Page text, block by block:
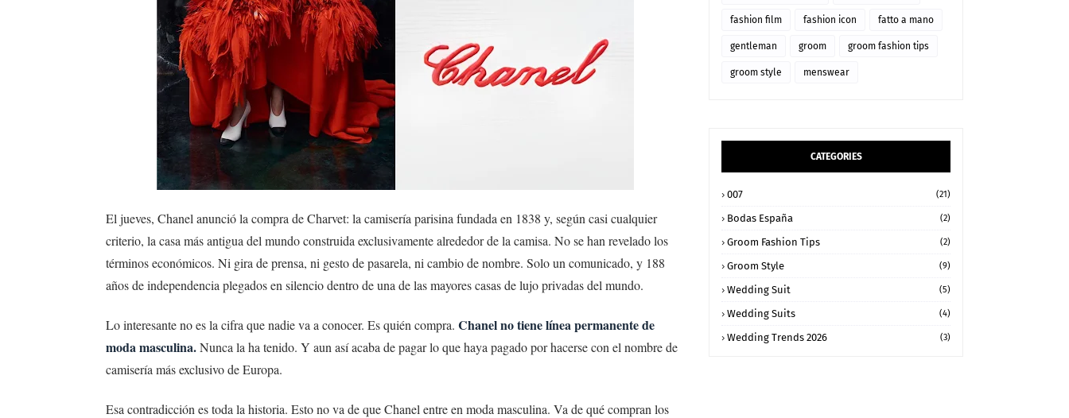
El jueves, Chanel anunció la compra de Charvet: la camisería parisina fundada en 1838 y, según casi cualquier
criterio, la casa más antigua del mundo construida exclusivamente alrededor de la camisa. No se han revelado los
términos económicos. Ni gira de prensa, ni gesto de pasarela, ni cambio de nombre. Solo un comunicado, y 188
años de independencia plegados en silencio dentro de una de las mayores casas de lujo privadas del mundo.
Lo interesante no es la cifra que nadie va a conocer. Es quién compra. Chanel no tiene línea permanente de
moda masculina.Nunca la ha tenido. Y aun así acaba de pagar lo que haya pagado por hacerse con el nombre de
camisería más exclusivo de Europa.
Esa contradicción es toda la historia. Esto no va de que Chanel entre en moda masculina. Va de qué compran los
fashion film fashion icon fatto a mano
gentleman groom groom fashion tips
groom style menswear
CATEGORIES
007 (21)
Bodas España (2)
Groom Fashion Tips (2)
Groom Style (9)
Wedding Suit (5)
Wedding Suits (4)
Wedding Trends 2026 (3)